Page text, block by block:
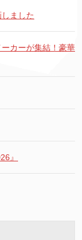
ました
カーが集結！豪華
』